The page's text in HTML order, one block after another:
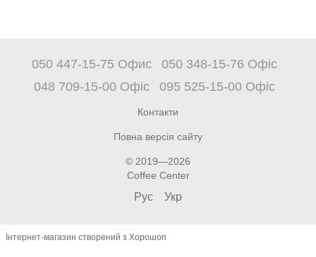
050 447-15-75 Офис
050 348-15-76 Офіс
048 709-15-00 Офіс
095 525-15-00 Офіс
Контакти
Повна версія сайту
© 2019—2026
Coffee Center
Рус Укр
Інтернет-магазин створений з Хорошоп